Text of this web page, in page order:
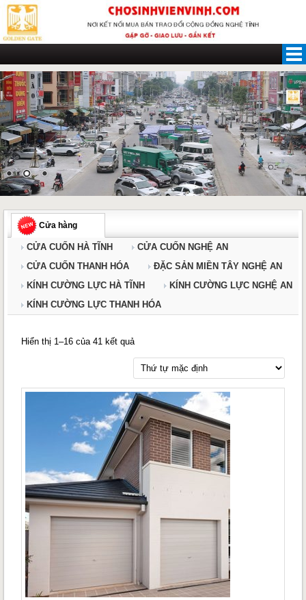
Skip
content
Cửa hàng
CỬA CUỐN HÀ TĨNH
CỬA CUỐN NGHỆ AN
CỬA CUỐN THANH HÓA
ĐẶC SẢN MIỀN TÂY NGHỆ AN
KÍNH CƯỜNG LỰC HÀ TĨNH
KÍNH CƯỜNG LỰC NGHỆ AN
KÍNH CƯỜNG LỰC THANH HÓA
Hiển thị 1–16 của 41 kết quả